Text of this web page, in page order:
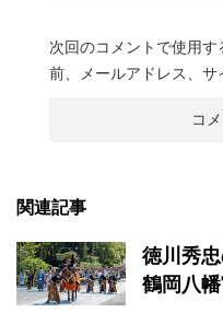
次回のコメントで使用
前、メールアドレス、サ
関連記事
徳川秀
鶴岡八幡